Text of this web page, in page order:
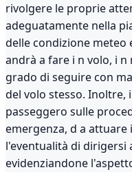
rivolgere le proprie
adeguatamente nella
delle condizione meteo
andrà a fare i n volo, i
grado di seguire con
del volo stesso.
passeggero sulle
emergenza, d a attuare
l'eventualità di dirigersi
evidenziandone